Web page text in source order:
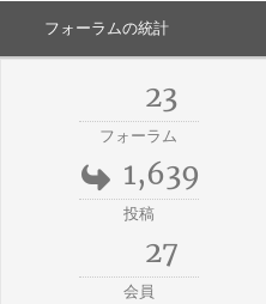
フォーラムの統計
23
フォーラム
1,639
投稿
27
会員